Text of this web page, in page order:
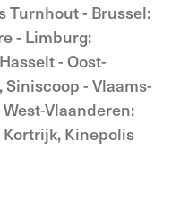
Turnhout - Brussel:
- Limburg:
- Oost-
- Vlaams-
Vlaanderen:
Kinepolis